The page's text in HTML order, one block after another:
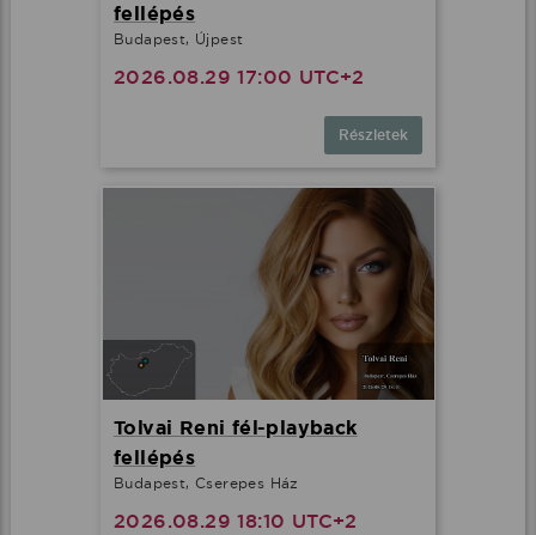
fellépés
Budapest, Újpest
2026.08.29 17:00 UTC+2
Részletek
Tolvai Reni fél-playback
fellépés
Budapest, Cserepes Ház
2026.08.29 18:10 UTC+2